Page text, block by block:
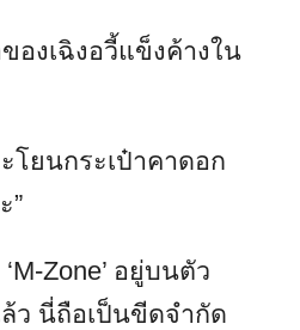
องเฉิงอวี้แข็งค้างใน
โยนกระเป๋าคาดอก
”
Zone’ อยู่บนตัว
ว นี่ถือเป็นขีดจำกัด